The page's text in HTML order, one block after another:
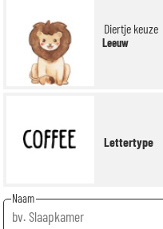
Diertje keuze
Leeuw
Lettertype
Naam